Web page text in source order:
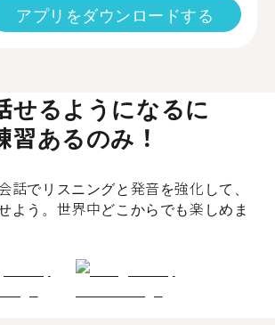
アプリをダウンロードする
せるようになるに
習あるのみ！
話でリスニングと発音を強化して、
よう。世界中どこからでも楽しめま